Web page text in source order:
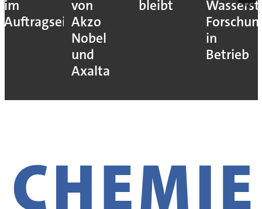
im
Auftragseingang
von
Akzo
Nobel
und
Axalta
bleibt
in
Betrieb